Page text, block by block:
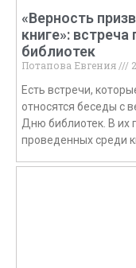
«Верность
книге»:
библиотек
Потапова Евгения
Есть встречи,
относятся беседы с
Дню библиотек. В их
проведенных среди